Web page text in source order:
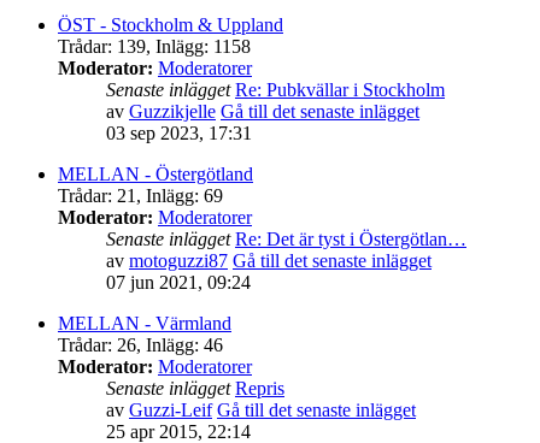
ÖST - Stockholm & Uppland
Trådar: 139, Inlägg: 1158
Moderator: Moderatorer
Senaste inlägget Re: Pubkvällar i Stockholm
av Guzzikjelle Gå till det senaste inlägget
03 sep 2023, 17:31
MELLAN - Östergötland
Trådar: 21 , Inlägg: 69
Moderator: Moderatorer
Senaste inlägget Re: Det är tyst i Östergötlan…
av motoguzzi87 Gå till det senaste inlägget
07 jun 2021, 09:24
MELLAN - Värmland
Trådar: 26, Inlägg: 46
Moderator: Moderatorer
Senaste inlägget Repris
av Guzzi-Leif Gå till det senaste inlägget
25 apr 2015, 22:14